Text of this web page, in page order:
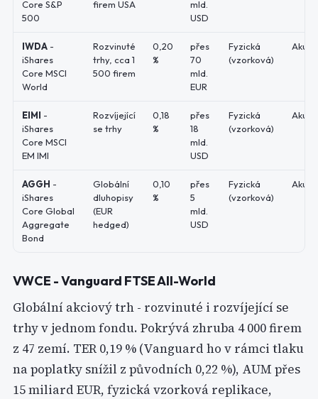
Core S&P
500
firem USA
mld.
USD
IWDA -
iShares
Core MSCI
World
Rozvinuté
trhy, cca 1
500 firem
0,20
%
přes
70
mld.
EUR
Fyzická
(vzorková)
EIMI -
iShares
Core MSCI
EM IMI
Rozvíjející
se trhy
0,18
%
přes
18
mld.
USD
Fyzická
(vzorková)
AGGH -
iShares
Core Global
Aggregate
Bond
Globální
dluhopisy
(EUR
hedged)
0,10
%
přes
5
mld.
USD
Fyzická
(vzorková)
VWCE - Vanguard FTSE All-World
Globální akciový trh - rozvinuté i rozvíjející se
trhy v jednom fondu. Pokrývá zhruba 4 000 firem
z 47 zemí. TER 0,19 % (Vanguard ho v rámci tlaku
na poplatky snížil z původních 0,22 %), AUM přes
15 miliard EUR, fyzická vzorková replikace,